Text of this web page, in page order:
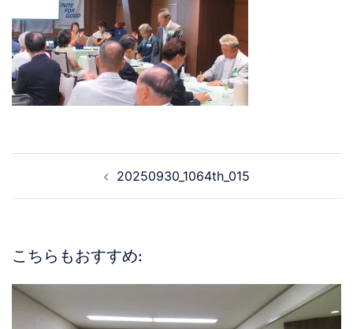
20250930_1064th_015
こちらもおすすめ: